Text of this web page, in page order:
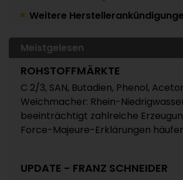
Deutliche Preiserhöhungen für
POLYMERPREISE
Vorprodukte Juli/August 2026
POLYMERPREISE
Styrolkunststoffe Juli 2026:
Atempause wohl aber nur von
Weitere
Meistgelesen
ROHSTOFFMÄRKTE
C 2/3, SAN, Butadien, Phenol,
Weichmacher: Rhein-
beeinträchtigt zahlreiche
Force-Majeure-Erklärungen
UPDATE - FRANZ SCHNEIDER